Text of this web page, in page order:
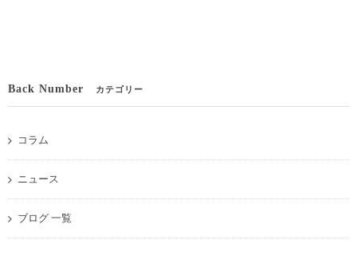
Back Number カテゴリー
コラム
ニュース
ブログ 一覧